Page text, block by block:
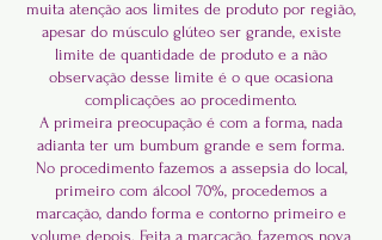
muita atenção aos limites de produto por região,
apesar do músculo glúteo ser grande, existe
limite de quantidade de produto e a não
observação desse limite é o que ocasiona
complicações ao procedimento.
A primeira preocupação é com a forma, nada
adianta ter um bumbum grande e sem forma.
No procedimento fazemos a assepsia do local,
primeiro com álcool 70%, procedemos a
marcação, dando forma e contorno primeiro e
volume depois. Feita a marcação, fazemos nova